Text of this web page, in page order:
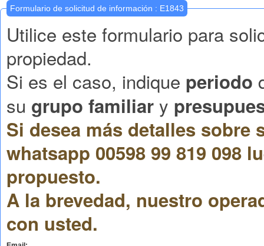
Formulario de solicitud de información : E1843
Utilice este formulario para
propiedad.
Si es el caso, indique periodo
su grupo familiar y
Si desea más detalles
whatsapp 00598 99 819 098
propuesto.
A la brevedad, nuestro
con usted.